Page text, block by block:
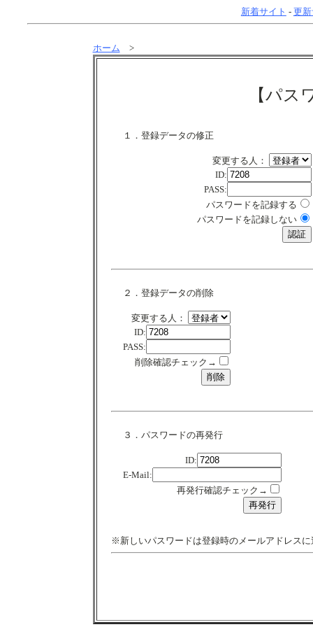
新着サイト - 更
ホーム >
【パス
１．登録データの修正
変更する人：
ID:
PASS:
パスワードを記録する
パスワードを記録しない
２．登録データの削除
変更する人：
ID:
PASS:
削除確認チェック→
３．パスワードの再発行
ID:
E-Mail:
再発行確認チェック→
※新しいパスワードは登録時のメールアドレスに